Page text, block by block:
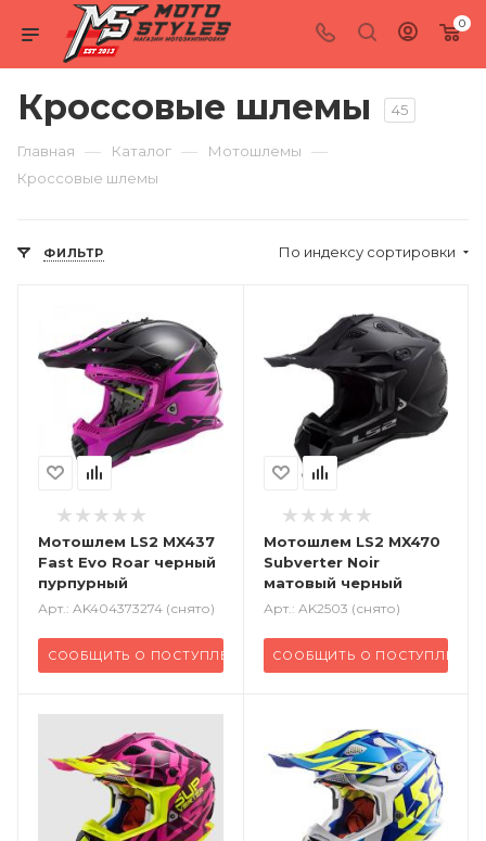
0
Кроссовые шлемы 45
Главная — Каталог — Мотошлемы —
Кроссовые шлемы
ФИЛЬТР По индексу сортировки
Мотошлем LS2 MX437
Fast Evo Roar черный
пурпурный
Арт.: AK404373274 (снято)
СООБЩИТЬ О ПОСТУПЛЕНИИ
Мотошлем LS2 MX470
Subverter Noir
матовый черный
Арт.: AK2503 (снято)
СООБЩИТЬ О ПОСТУПЛЕНИИ